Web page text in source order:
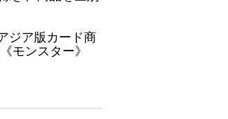
ジア版カード商
モンスター》